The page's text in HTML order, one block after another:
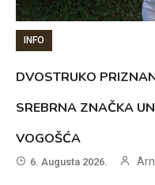
INFO
DVOSTRUKO
SREBRNA ZNAČKA
VOGOŠĆA
6. Augusta 2026.